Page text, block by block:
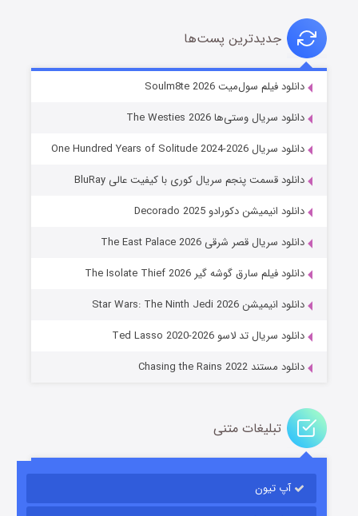
خاندان اژدها فصل ۳
جادوگری در مغولستان
قسمت ۱۴ (زیرنویس) منتشر شد
جدیدترین پست‌ها
دانلود فیلم سول‌میت Soulm8te 2026
دانلود سریال وستی‌ها The Westies 2026
دانلود سریال One Hundred Years of Solitude 2024-2026
دانلود قسمت پنجم سریال کوری با کیفیت عالی BluRay
دانلود انیمیشن دکورادو Decorado 2025
دانلود سریال قصر شرقی The East Palace 2026
دانلود فیلم سارق گوشه گیر The Isolate Thief 2026
دانلود انیمیشن Star Wars: The Ninth Jedi 2026
دانلود سریال تد لاسو Ted Lasso 2020-2026
دانلود مستند Chasing the Rains 2022
تبلیغات متنی
آپ تیون